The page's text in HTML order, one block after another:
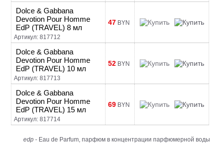
Dolce & Gabbana
Devotion Pour Homme
EdP (TRAVEL) 8 мл
Артикул: 817712
47 BYN
Dolce & Gabbana
Devotion Pour Homme
EdP (TRAVEL) 10 мл
Артикул: 817713
52 BYN
Dolce & Gabbana
Devotion Pour Homme
EdP (TRAVEL) 15 мл
Артикул: 817714
69 BYN
edp - Eau de Parfum, парфюм в концентрации парфюмерной воды